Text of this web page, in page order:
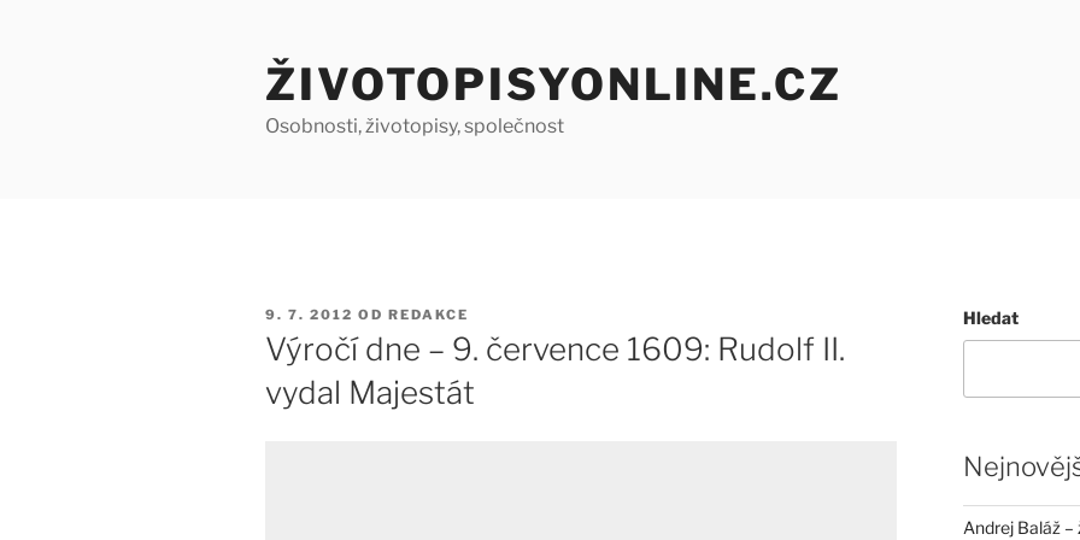
ŽIVOTOPISYONLINE.CZ
Osobnosti, životopisy, společnost
PUBLIKOVÁNO
9. 7. 2012 OD REDAKCE
Výročí dne – 9. července 1609: Rudolf II.
vydal Majestát
Hledat
Andrej Baláž